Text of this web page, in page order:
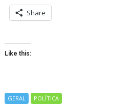
Share
Like this:
GERAL POLÍTICA